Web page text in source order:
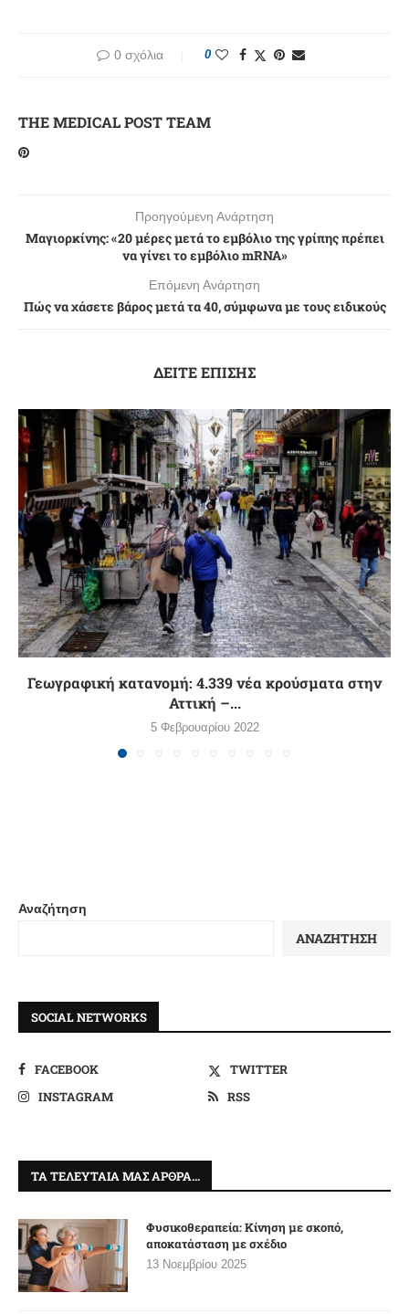
0 σχόλια 0
THE MEDICAL POST TEAM
Προηγούμενη Ανάρτηση
Μαγιορκίνης: «20 μέρες μετά το εμβόλιο της γρίπης πρέπει
να γίνει το εμβόλιο mRNA»
Επόμενη Ανάρτηση
Πώς να χάσετε βάρος μετά τα 40, σύμφωνα με τους ειδικούς
ΔΕΙΤΕ ΕΠΙΣΗΣ
Γεωγραφική κατανομή: 4.339 νέα κρούσματα στην
Αττική –...
5 Φεβρουαρίου 2022
Αναζήτηση
ΑΝΑΖΉΤΗΣΗ
SOCIAL NETWORKS
FACEBOOK
TWITTER
INSTAGRAM
RSS
ΤΑ ΤΕΛΕΥΤΑΊΑ ΜΑΣ ΆΡΘΡΑ…
Φυσικοθεραπεία: Κίνηση με σκοπό,
αποκατάσταση με σχέδιο
13 Νοεμβρίου 2025